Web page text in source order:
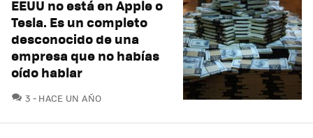
EEUU no está en Apple o
Tesla. Es un completo
desconocido de una
empresa que no habías
oído hablar
3 COMENTARIOS
HACE UN AÑO